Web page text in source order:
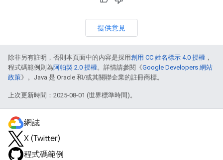
提供意見
除非另有註明，否則本頁面中的內容是採用創用 CC 姓名標示 4.0 授權 ，
程式碼範例則為阿帕契 2.0 授權。詳情請參閱《Google Developers 網站
政策》。Java 是 Oracle 和/或其關聯企業的註冊商標。
上次更新時間：2025-08-01 (世界標準時間)。
網誌
X (Twitter)
程式碼範例